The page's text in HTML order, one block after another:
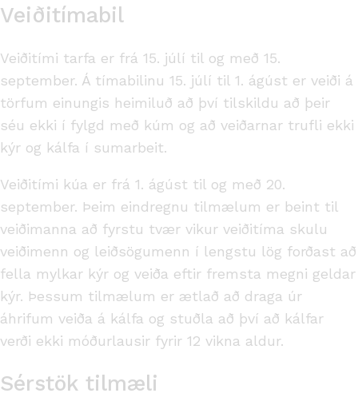
Veiðitímabil
Veiðitími tarfa er frá 15. júlí til og með 15.
september. Á tímabilinu 15. júlí til 1. ágúst er veiði á
törfum einungis heimiluð að því tilskildu að þeir
séu ekki í fylgd með kúm og að veiðarnar trufli ekki
kýr og kálfa í sumarbeit.
Veiðitími kúa er frá 1. ágúst til og með 20.
september. Þeim eindregnu tilmælum er beint til
veiðimanna að fyrstu tvær vikur veiðitíma skulu
veiðimenn og leiðsögumenn í lengstu lög forðast að
fella mylkar kýr og veiða eftir fremsta megni geldar
kýr. Þessum tilmælum er ætlað að draga úr
áhrifum veiða á kálfa og stuðla að því að kálfar
verði ekki móðurlausir fyrir 12 vikna aldur.
Sérstök tilmæli